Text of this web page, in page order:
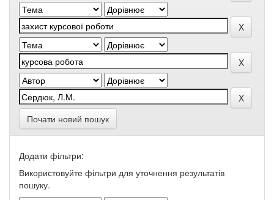
Почати новий пошук
Додати фільтри:
Використовуйте фільтри для уточнення результатів
пошуку.